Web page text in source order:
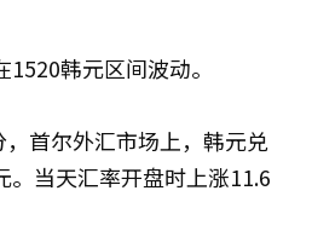
韩元区间波动。
首尔外汇市场上，韩元兑
。当天汇率开盘时上涨11.6